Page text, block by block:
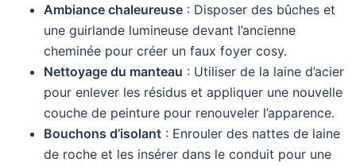
Ambiance chaleureuse : Disposer des bûches et
une guirlande lumineuse devant l’ancienne
cheminée pour créer un faux foyer cosy.
Nettoyage du manteau : Utiliser de la laine d’acier
pour enlever les résidus et appliquer une nouvelle
couche de peinture pour renouveler l’apparence.
Bouchons d’isolant : Enrouler des nattes de laine
de roche et les insérer dans le conduit pour une